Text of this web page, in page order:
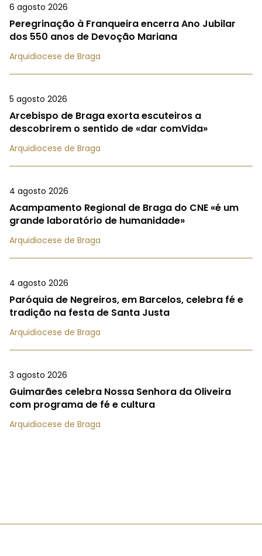
6 agosto 2026
Peregrinação à Franqueira encerra Ano Jubilar
dos 550 anos de Devoção Mariana
Arquidiocese de Braga
5 agosto 2026
Arcebispo de Braga exorta escuteiros a
descobrirem o sentido de «dar comVida»
Arquidiocese de Braga
4 agosto 2026
Acampamento Regional de Braga do CNE «é um
grande laboratório de humanidade»
Arquidiocese de Braga
4 agosto 2026
Paróquia de Negreiros, em Barcelos, celebra fé e
tradição na festa de Santa Justa
Arquidiocese de Braga
3 agosto 2026
Guimarães celebra Nossa Senhora da Oliveira
com programa de fé e cultura
Arquidiocese de Braga